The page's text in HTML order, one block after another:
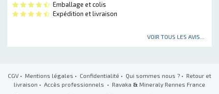
Emballage et colis
Expédition et livraison
VOIR TOUS LES AVIS...
CGV • Mentions légales • Confidentialité • Qui sommes nous ? • Retour et
livraison • Accès professionnels • Ravaka & Mineraly Rennes France